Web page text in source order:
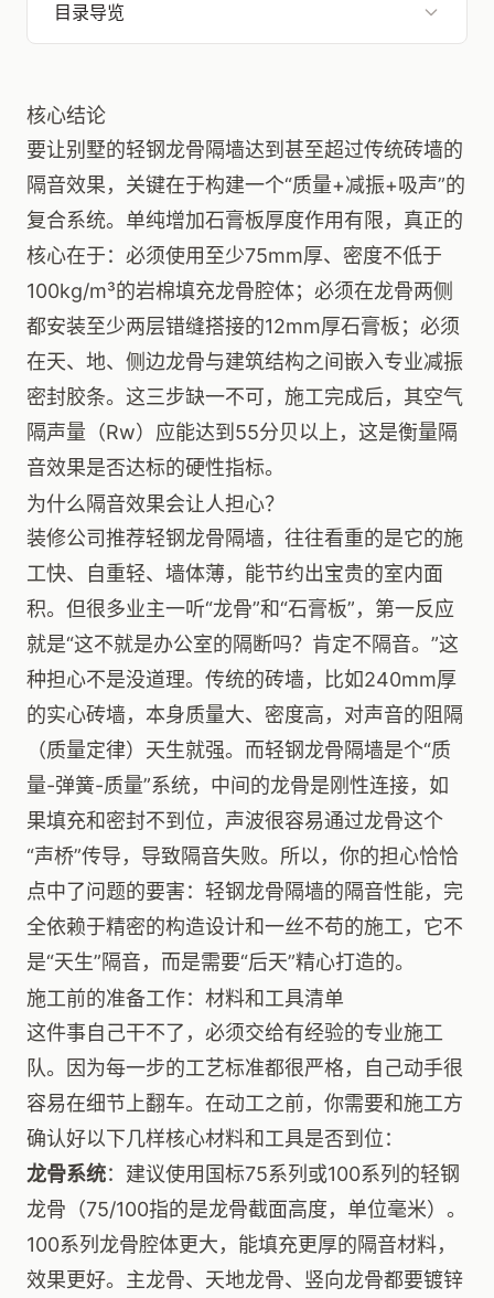
目录导览
核心结论
要让别墅的轻钢龙骨隔墙达到甚至超过传统砖墙的
隔音效果，关键在于构建一个“质量+减振+吸声”的
复合系统。单纯增加石膏板厚度作用有限，真正的
核心在于：必须使用至少75mm厚、密度不低于
100kg/m³的岩棉填充龙骨腔体；必须在龙骨两侧
都安装至少两层错缝搭接的12mm厚石膏板；必须
在天、地、侧边龙骨与建筑结构之间嵌入专业减振
密封胶条。这三步缺一不可，施工完成后，其空气
隔声量（Rw）应能达到55分贝以上，这是衡量隔
音效果是否达标的硬性指标。
为什么隔音效果会让人担心？
装修公司推荐轻钢龙骨隔墙，往往看重的是它的施
工快、自重轻、墙体薄，能节约出宝贵的室内面
积。但很多业主一听“龙骨”和“石膏板”，第一反应
就是“这不就是办公室的隔断吗？肯定不隔音。”这
种担心不是没道理。传统的砖墙，比如240mm厚
的实心砖墙，本身质量大、密度高，对声音的阻隔
（质量定律）天生就强。而轻钢龙骨隔墙是个“质
量-弹簧-质量”系统，中间的龙骨是刚性连接，如
果填充和密封不到位，声波很容易通过龙骨这个
“声桥”传导，导致隔音失败。所以，你的担心恰恰
点中了问题的要害：轻钢龙骨隔墙的隔音性能，完
全依赖于精密的构造设计和一丝不苟的施工，它不
是“天生”隔音，而是需要“后天”精心打造的。
施工前的准备工作：材料和工具清单
这件事自己干不了，必须交给有经验的专业施工
队。因为每一步的工艺标准都很严格，自己动手很
容易在细节上翻车。在动工之前，你需要和施工方
确认好以下几样核心材料和工具是否到位：
龙骨系统：建议使用国标75系列或100系列的轻钢
龙骨（75/100指的是龙骨截面高度，单位毫米）。
100系列龙骨腔体更大，能填充更厚的隔音材料，
效果更好。主龙骨、天地龙骨、竖向龙骨都要镀锌